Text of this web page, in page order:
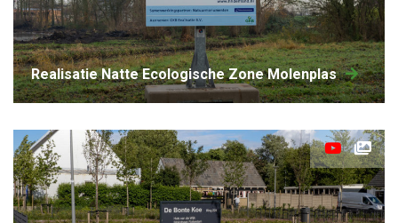
Realisatie Natte Ecologische Zone Molenplas